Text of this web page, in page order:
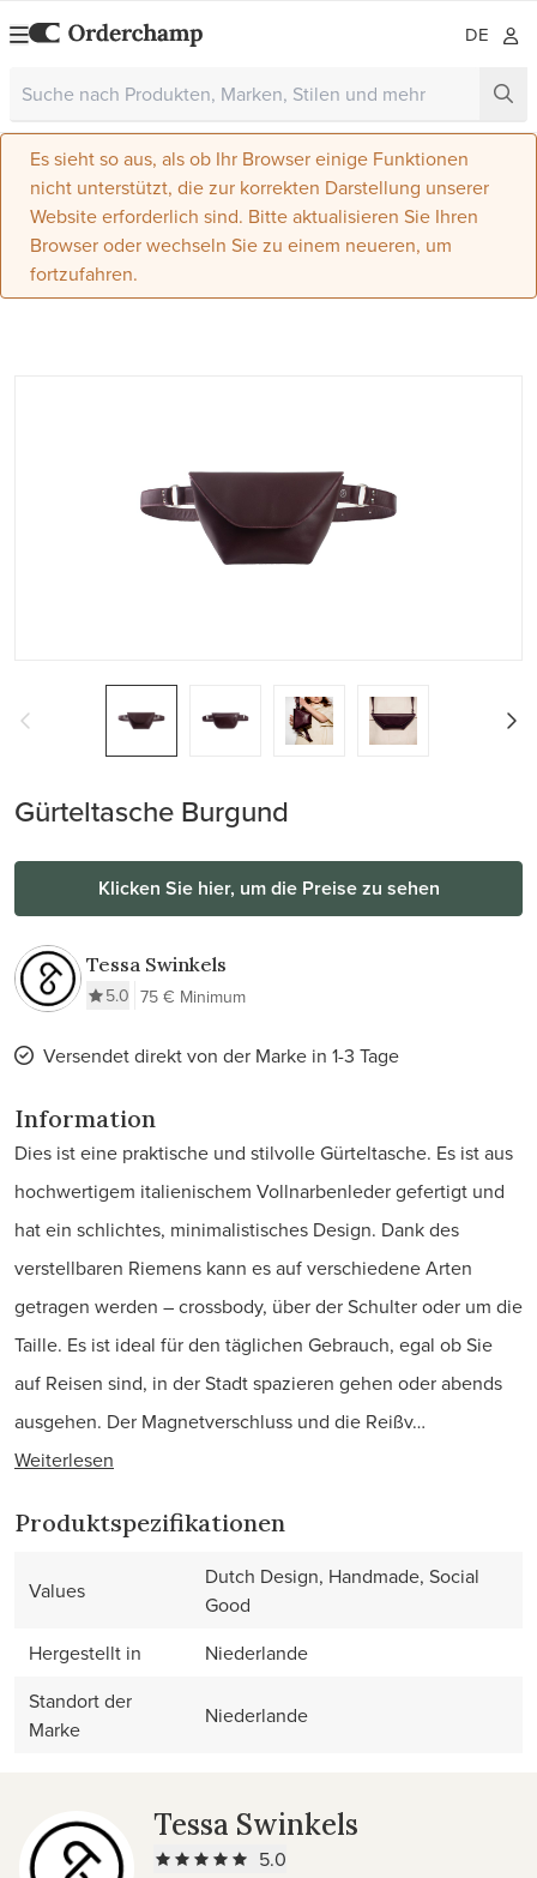
DE
Es sieht so aus, als ob Ihr Browser einige Funktionen
nicht unterstützt, die zur korrekten Darstellung unserer
Website erforderlich sind. Bitte aktualisieren Sie Ihren
Browser oder wechseln Sie zu einem neueren, um
fortzufahren.
Gürteltasche Burgund
Klicken Sie hier, um die Preise zu sehen
Tessa Swinkels
5.0 75 € Minimum
Versendet direkt von der Marke in 1-3 Tage
Information
Dies ist eine praktische und stilvolle Gürteltasche. Es ist aus
hochwertigem italienischem Vollnarbenleder gefertigt und
hat ein schlichtes, minimalistisches Design. Dank des
verstellbaren Riemens kann es auf verschiedene Arten
getragen werden – crossbody, über der Schulter oder um die
Taille. Es ist ideal für den täglichen Gebrauch, egal ob Sie
auf Reisen sind, in der Stadt spazieren gehen oder abends
ausgehen. Der Magnetverschluss und die Reißv…
Weiterlesen
Produktspezifikationen
Values
Dutch Design, Handmade, Social
Good
Hergestellt in
Niederlande
Standort der
Marke
Niederlande
Tessa Swinkels
5.0